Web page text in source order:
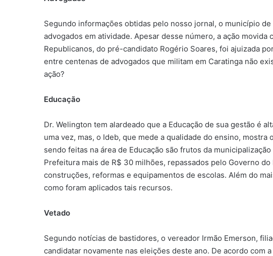
Segundo informações obtidas pelo nosso jornal, o município
advogados em atividade. Apesar desse número, a ação movida
Republicanos, do pré-candidato Rogério Soares, foi ajuizada
entre centenas de advogados que militam em Caratinga não
ação?
Educação
Dr. Welington tem alardeado que a Educação de sua gestão é
uma vez, mas, o Ideb, que mede a qualidade do ensino, mostra
sendo feitas na área de Educação são frutos da
Prefeitura mais de R$ 30 milhões, repassados pelo Governo
construções, reformas e equipamentos de escolas. Além do
como foram aplicados tais recursos.
Vetado
Segundo notícias de bastidores, o vereador Irmão Emerson,
candidatar novamente nas eleições deste ano. De acordo com